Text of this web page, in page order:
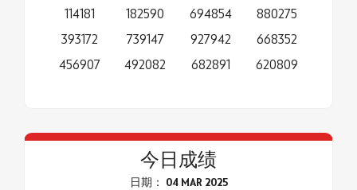
114181
393172
456907
182590
739147
492082
694854
927942
682891
880275
668352
620809
今日成绩
日期： 04 MAR 2025